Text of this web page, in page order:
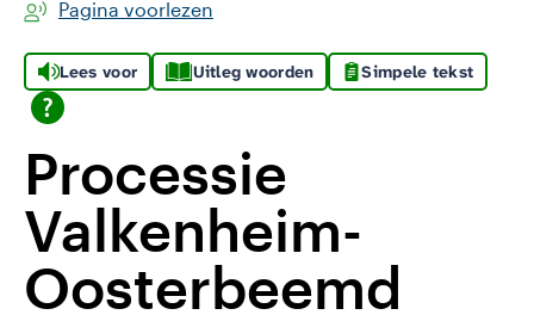
Pagina voorlezen
Lees voor Uitleg woorden Simpele tekst
Processie
Valkenheim-
Oosterbeemd